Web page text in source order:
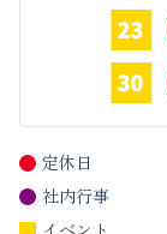
定休日
社内行事
イベント